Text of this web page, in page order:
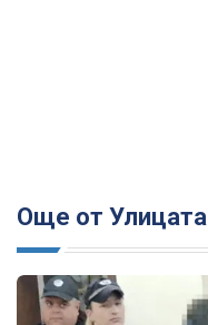
Още от Улицата